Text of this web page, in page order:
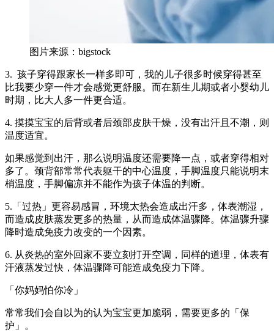
图片来源：bigstock
3. 孩子穿得跟家长一样多即可，我的儿子很多时候穿得甚至
比我要少穿一件才会感觉更舒服。而在新生儿期或者小婴幼儿
时期，比大人多一件更合适。
4. 摸摸宝宝的后背或者后颈部皮肤干燥，没有出汗且不潮，则
温度适宜。
如果感觉到出汗，那么说明温度还需要降一点，或者穿得相对
多了。颈背部常常代表躯干的中心温度，手脚温度只能说明末
梢温度，手脚偏凉并不能作为孩子体温的判断。
5.「过热」更容易感冒，环境太热会造成出汗多，体表潮湿，
而造成皮肤蒸发更多的热量，从而造成体温骤降。体温骤升骤
降时造成免疫力改变的一个因素。
6. 从炎热的室外回家不要立刻打开空调，同样的道理，体表有
汗液蒸发过快，体温骤降可能造成免疫力下降。
「你妈妈怕你冷」
常常我们会自以为的认为宝宝更加脆弱，需要更多的「保
护」。